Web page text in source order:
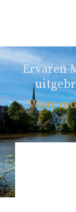
Ervaren
Waar